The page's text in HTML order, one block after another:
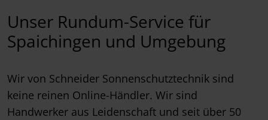
Unser Rundum-Service für
Spaichingen und Umgebung
Wir von Schneider Sonnenschutztechnik sind
keine reinen Online-Händler. Wir sind
Handwerker aus Leidenschaft und seit über 50